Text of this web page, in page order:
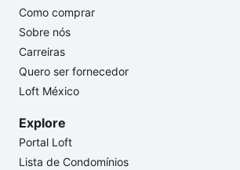
Como comprar
Sobre nós
Carreiras
Quero ser fornecedor
Loft México
Explore
Portal Loft
Lista de Condomínios